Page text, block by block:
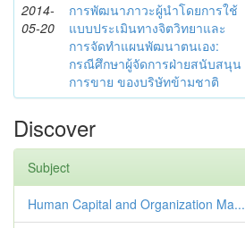
2014-
05-20
การพัฒนาภาวะผู้นำโดยการใช้
แบบประเมินทางจิตวิทยาและ
การจัดทำแผนพัฒนาตนเอง:
กรณีศึกษาผู้จัดการฝ่ายสนับสนุน
การขาย ของบริษัทข้ามชาติ
Discover
Subject
Human Capital and Organization Ma...